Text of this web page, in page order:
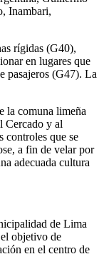
Inambari,
rígidas (G40),
en lugares que
pasajeros (G47). La
la comuna limeña
Cercado y al
controles que se
a fin de velar por
adecuada cultura
de Lima
objetivo de
en el centro de